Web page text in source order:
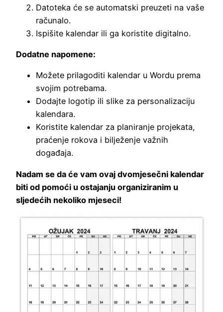
Datoteka će se automatski preuzeti na vaše
računalo.
Ispišite kalendar ili ga koristite digitalno.
Dodatne napomene:
Možete prilagoditi kalendar u Wordu prema
svojim potrebama.
Dodajte logotip ili slike za personalizaciju
kalendara.
Koristite kalendar za planiranje projekata,
praćenje rokova i bilježenje važnih
događaja.
Nadam se da će vam ovaj dvomjesečni kalendar
biti od pomoći u ostajanju organiziranim u
sljedećih nekoliko mjeseci!